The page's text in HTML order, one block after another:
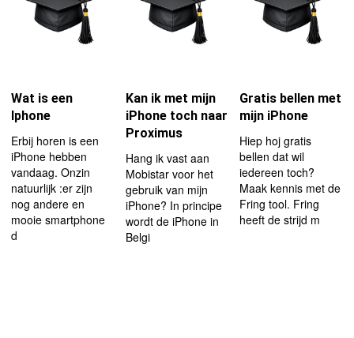
Wat is een
Iphone
Erbij horen is een
iPhone hebben
vandaag. Onzin
natuurlijk :er zijn
nog andere en
mooie smartphone
d
Kan ik met mijn
iPhone toch naar
Proximus
Hang ik vast aan
Mobistar voor het
gebruik van mijn
iPhone? In principe
wordt de iPhone in
Belgi
Gratis bellen met
mijn iPhone
Hiep hoj gratis
bellen dat wil
iedereen toch?
Maak kennis met de
Fring tool. Fring
heeft de strijd m